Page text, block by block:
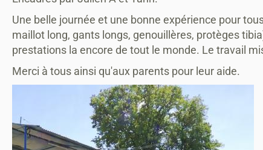
Une belle journée et une bonne expérience pour
maillot long, gants longs, genouillères, protèges
prestations la encore de tout le monde. Le travail
Merci à tous ainsi qu'aux parents pour leur aide.